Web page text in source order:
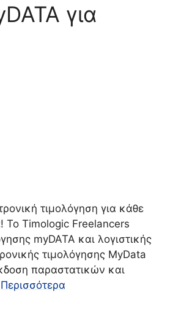
για
τιμολόγηση για κάθε
Το Timologic Freelancers
myDATA και λογιστικής
τιμολόγησης MyData
παραστατικών και
Περισσότερα